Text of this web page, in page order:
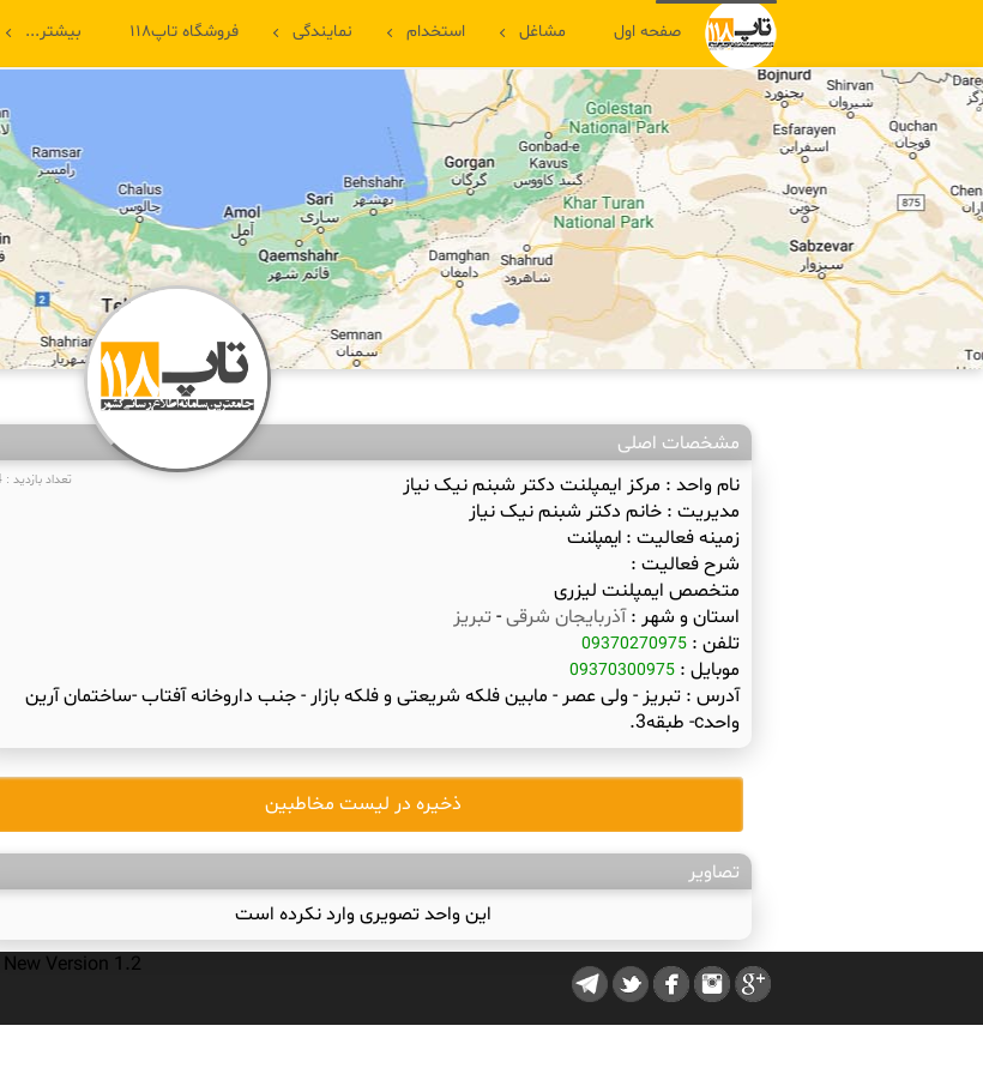
صفحه اول مشاغل استخدام نمایندگی فروشگاه تاپ۱۱۸ بیشتر...
مشخصات اصلی
تعداد بازدید : 84 نام واحد : مرکز ایمپلنت دکتر شبنم نیک نیاز
مدیریت :خانم دکتر شبنم نیک نیاز
زمینه فعالیت :ایمپلنت
شرح فعالیت :
متخصص ایمپلنت لیزری
استان و شهر :آذربایجان شرقی- تبریز
تلفن :09370270975
موبایل :09370300975
آدرس :تبریز - ولی عصر - مابین فلکه شریعتی و فلکه بازار - جنب داروخانه آفتاب -ساختمان آرین
واحدc- طبقه3.
ذخیره در لیست مخاطبین
تصاویر
این واحد تصویری وارد نکرده است
New Version 1.2